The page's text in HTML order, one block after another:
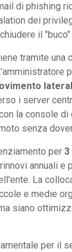
di phishing
dei
il
tramite
i server
la console
senza
per 3
annuali
La
e medie
siano
per il